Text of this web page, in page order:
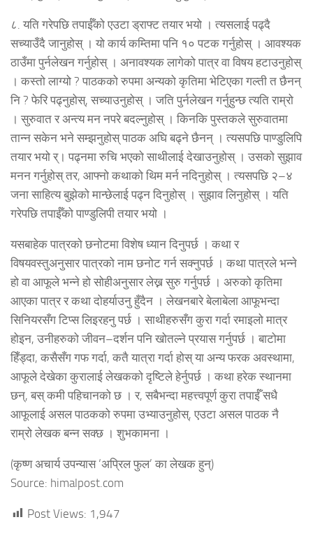
८. यति गरेपछि तपाईँको एउटा ड्राफ्ट तयार भयो । त्यसलाई पढ्दै
सच्याउँदै जानुहोस् । यो कार्य कम्तिमा पनि १० पटक गर्नुहोस् । आवश्यक
ठाउँमा पुर्नलेखन गर्नुहोस् । अनावश्यक लागेको पात्र वा विषय हटाउनुहोस्
। कस्तो लाग्यो ? पाठकको रुपमा अन्यको कृतिमा भेटिएका गल्ती त छैनन्
नि ? फेरि पढ्नुहोस्, सच्याउनुहोस् । जति पुर्नलेखन गर्नुहुन्छ त्यति राम्रो
। सुरुवात र अन्त्य मन नपरे बदल्नुहोस् । किनकि पुस्तकले सुरुवातमा
तान्न सकेन भने सम्झनुहोस् पाठक अघि बढ्ने छैनन् । त्यसपछि पाण्डुलिपि
तयार भयो र्। पढ्नमा रुचि भएको साथीलाई देखाउनुहोस् । उसको सुझाव
मनन गर्नुहोस् तर, आफ्नो कथाको थिम मर्न नदिनुहोस् । त्यसपछि २–४
जना साहित्य बुझेको मान्छेलाई पढ्न दिनुहोस् । सुझाव लिनुहोस् । यति
गरेपछि तपाईँको पाण्डुलिपी तयार भयो ।
यसबाहेक पात्रको छनोटमा विशेष ध्यान दिनुपर्छ । कथा र
विषयवस्तुअनुसार पात्रको नाम छनोट गर्न सक्नुपर्छ । कथा पात्रले भन्ने
हो वा आफूले भन्ने हो सोहीअनुसार लेख्न सुरु गर्नुपर्छ । अरुको कृतिमा
आएका पात्र र कथा दोहर्याउनु हुँदैन । लेखनबारे बेलाबेला आफूभन्दा
सिनियरसँग टिप्स लिइरहनु पर्छ । साथीहरुसँग कुरा गर्दा रमाइलो मात्र
होइन, उनीहरुको जीवन–दर्शन पनि खोतल्ने प्रयास गर्नुपर्छ । बाटोमा
हिँड्दा, कसैसँग गफ गर्दा, कतै यात्रा गर्दा होस् या अन्य फरक अवस्थामा,
आफूले देखेका कुरालाई लेखकको दृष्टिले हेर्नुपर्छ । कथा हरेक स्थानमा
छन्, बस् कमी पहिचानको छ । र, सबैभन्दा महत्त्वपूर्ण कुरा तपाईँ सधै
आफूलाई असल पाठकको रुपमा उभ्याउनुहोस्, एउटा असल पाठक नै
राम्रो लेखक बन्न सक्छ । शुभकामना ।
(कृष्ण अचार्य उपन्यास ‘अप्रिल फुल’ का लेखक हुन्)
Source: himalpost.com
Post Views: 1,947